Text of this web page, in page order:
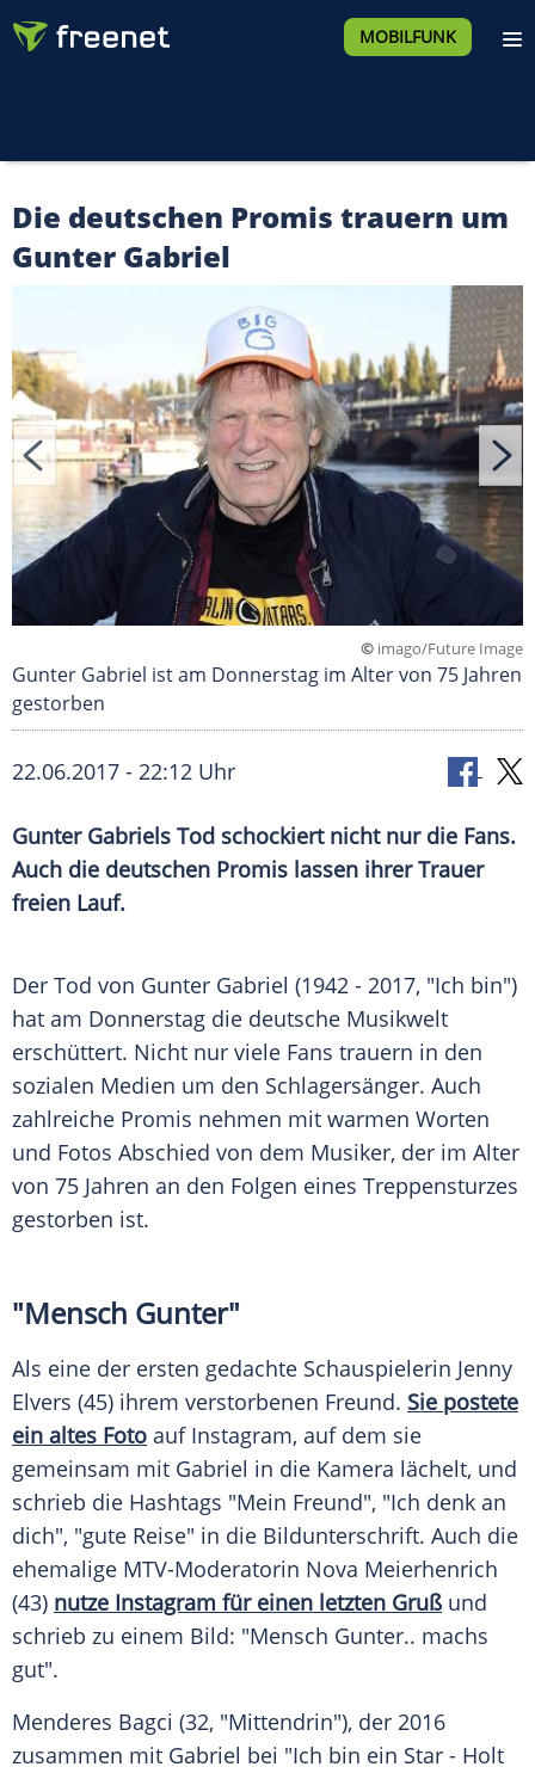
MOBILFUNK
Die deutschen Promis trauern um
Gunter Gabriel
© imago/Future Image
Gunter Gabriel ist am Donnerstag im Alter von 75 Jahren
gestorben
22.06.2017 - 22:12 Uhr
Gunter Gabriels Tod schockiert nicht nur die Fans.
Auch die deutschen Promis lassen ihrer Trauer
freien Lauf.
Der Tod von Gunter Gabriel (1942 - 2017, "Ich bin")
hat am Donnerstag die deutsche Musikwelt
erschüttert. Nicht nur viele Fans trauern in den
sozialen Medien um den Schlagersänger. Auch
zahlreiche Promis nehmen mit warmen Worten
und Fotos Abschied von dem Musiker, der im Alter
von 75 Jahren an den Folgen eines Treppensturzes
gestorben ist.
"Mensch Gunter"
Als eine der ersten gedachte Schauspielerin Jenny
Elvers (45) ihrem verstorbenen Freund. Sie postete
ein altes Foto auf Instagram, auf dem sie
gemeinsam mit Gabriel in die Kamera lächelt, und
schrieb die Hashtags "Mein Freund", "Ich denk an
dich", "gute Reise" in die Bildunterschrift. Auch die
ehemalige MTV-Moderatorin Nova Meierhenrich
(43) nutze Instagram für einen letzten Gruß und
schrieb zu einem Bild: "Mensch Gunter.. machs
gut".
Menderes Bagci (32, "Mittendrin"), der 2016
zusammen mit Gabriel bei "Ich bin ein Star - Holt